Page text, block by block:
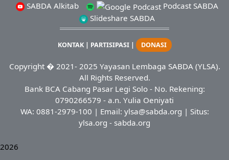
SABDA Alkitab
Podcast SABDA
Slideshare SABDA
KONTAK| PARTISIPASI| DONASI
Copyright� 2021- 2025 Yayasan Lembaga SABDA (YLSA).
All Rights Reserved.
Bank BCA Cabang Pasar Legi Solo - No. Rekening:
0790266579 - a.n. Yulia Oeniyati
WA: 0881-2979-100 | Email: ylsa@sabda.org | Situs:
ylsa.org - sabda.org
2026